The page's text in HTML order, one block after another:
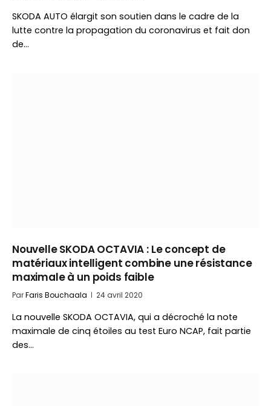
SKODA AUTO élargit son soutien dans le cadre de la
lutte contre la propagation du coronavirus et fait don
de…
Nouvelle SKODA OCTAVIA : Le concept de
matériaux intelligent combine une résistance
maximale à un poids faible
ParFaris Bouchaala 24 avril 2020
La nouvelle SKODA OCTAVIA, qui a décroché la note
maximale de cinq étoiles au test Euro NCAP, fait partie
des…